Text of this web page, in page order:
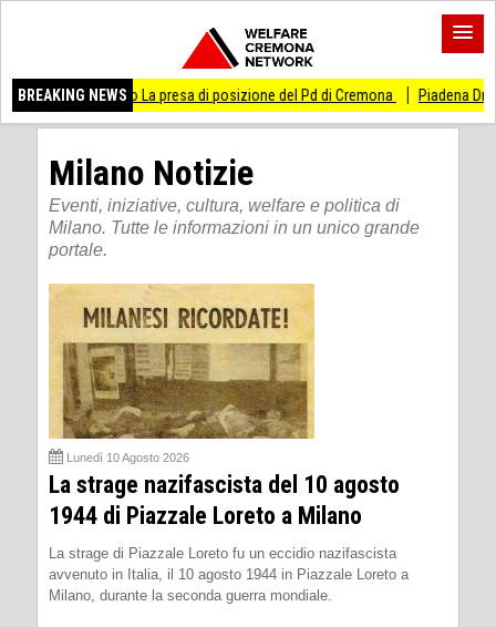
BREAKING NEWS
La presa di posizione del Pd di Cremona Piadena Drizzona PILONI
Milano Notizie
Eventi, iniziative, cultura, welfare e politica di
Milano. Tutte le informazioni in un unico grande
portale.
Lunedì 10 Agosto 2026
La strage nazifascista del 10 agosto
1944 di Piazzale Loreto a Milano
La strage di Piazzale Loreto fu un eccidio nazifascista
avvenuto in Italia, il 10 agosto 1944 in Piazzale Loreto a
Milano, durante la seconda guerra mondiale.